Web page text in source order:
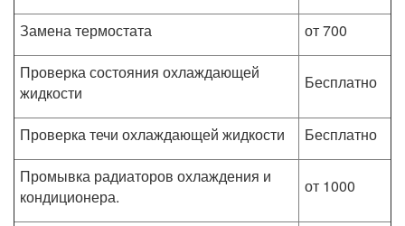
Замена термостата
от 700
Проверка состояния охлаждающей
жидкости
Бесплатно
Проверка течи охлаждающей жидкости
Бесплатно
Промывка радиаторов охлаждения и
кондиционера.
от 1000